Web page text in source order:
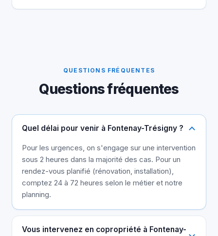
QUESTIONS FRÉQUENTES
Questions fréquentes
Quel délai pour venir à Fontenay-Trésigny ?
Pour les urgences, on s'engage sur une intervention
sous 2 heures dans la majorité des cas. Pour un
rendez-vous planifié (rénovation, installation),
comptez 24 à 72 heures selon le métier et notre
planning.
Vous intervenez en copropriété à Fontenay-